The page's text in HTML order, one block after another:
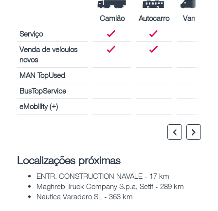
Camião Autocarro
Van
Serviço
Venda de veículos
novos
MAN TopUsed
BusTopService
eMobility (+)
Localizações próximas
ENTR. CONSTRUCTION NAVALE - 17 km
Maghreb Truck Company S.p.a, Setif - 289 km
Nautica Varadero SL - 363 km